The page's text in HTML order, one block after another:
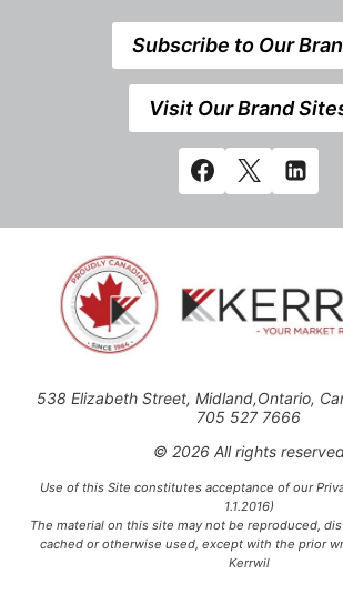
Subscribe to Our
Visit Our Brand
538 Elizabeth Street, Midland,Ontario,
705 527 7666
© 2026 All rights
Use of this Site constitutes acceptance of our
1.1.2016)
The material on this site may not be reproduced,
cached or otherwise used, except with the prior
Kerrwil